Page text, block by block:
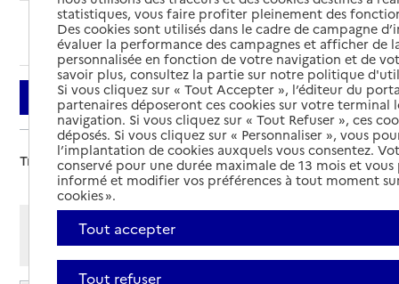
Ajouter cette recherche aux favoris
Filtrer
Trier par :
Afficher les résultats par:
Mode liste
Mode carte
statistiques, vous faire profiter pleinement des
Des cookies sont utilisés dans le cadre de campagne
évaluer la performance des campagnes et afficher de
personnalisée en fonction de votre navigation et de
savoir plus, consultez la partie sur notre politique
Si vous cliquez sur « Tout Accepter », l’éditeur du
partenaires déposeront ces cookies sur votre terminal
navigation. Si vous cliquez sur « Tout Refuser », ces
déposés. Si vous cliquez sur « Personnaliser », vous
l’implantation de cookies auxquels vous consentez.
conservé pour une durée maximale de 13 mois et
informé et modifier vos préférences à tout moment
cookies ».
Tout accepter
Tout refuser